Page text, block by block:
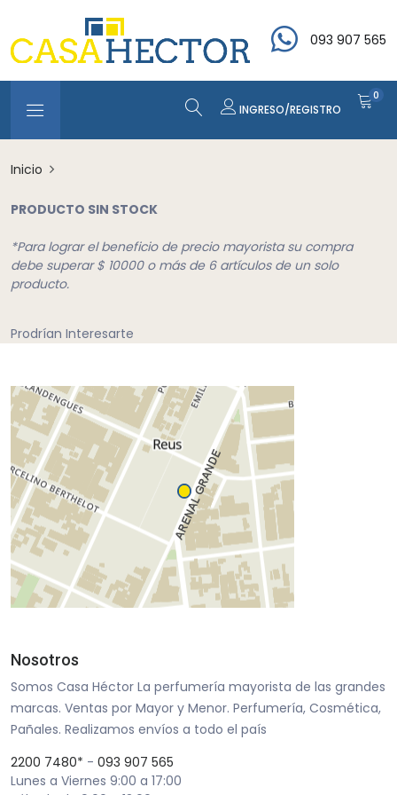
093 907 565
INGRESO/REGISTRO
0
Inicio
PRODUCTO SIN STOCK
*Para lograr el beneficio de precio mayorista su compra
debe superar $ 10000 o más de 6 artículos de un solo
producto.
Prodrían Interesarte
Nosotros
Somos Casa Héctor La perfumería mayorista de las grandes
marcas. Ventas por Mayor y Menor. Perfumería, Cosmética,
Pañales. Realizamos envíos a todo el país
2200 7480* - 093 907 565
Lunes a Viernes 9:00 a 17:00